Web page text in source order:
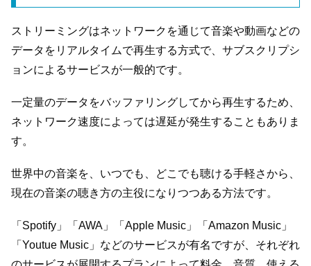
ストリーミングはネットワークを通じて音楽や動画などの
データをリアルタイムで再生する方式で、サブスクリプシ
ョンによるサービスが一般的です。
一定量のデータをバッファリングしてから再生するため、
ネットワーク速度によっては遅延が発生することもありま
す。
世界中の音楽を、いつでも、どこでも聴ける手軽さから、
現在の音楽の聴き方の主役になりつつある方法です。
「Spotify」「AWA」「Apple Music」「Amazon Music」
「Youtue Music」などのサービスが有名ですが、それぞれ